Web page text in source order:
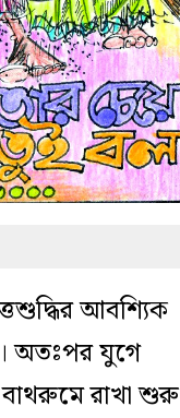
আবশ্যিক
অতঃপর যুগে
বাথরুমে রাখা শুরু